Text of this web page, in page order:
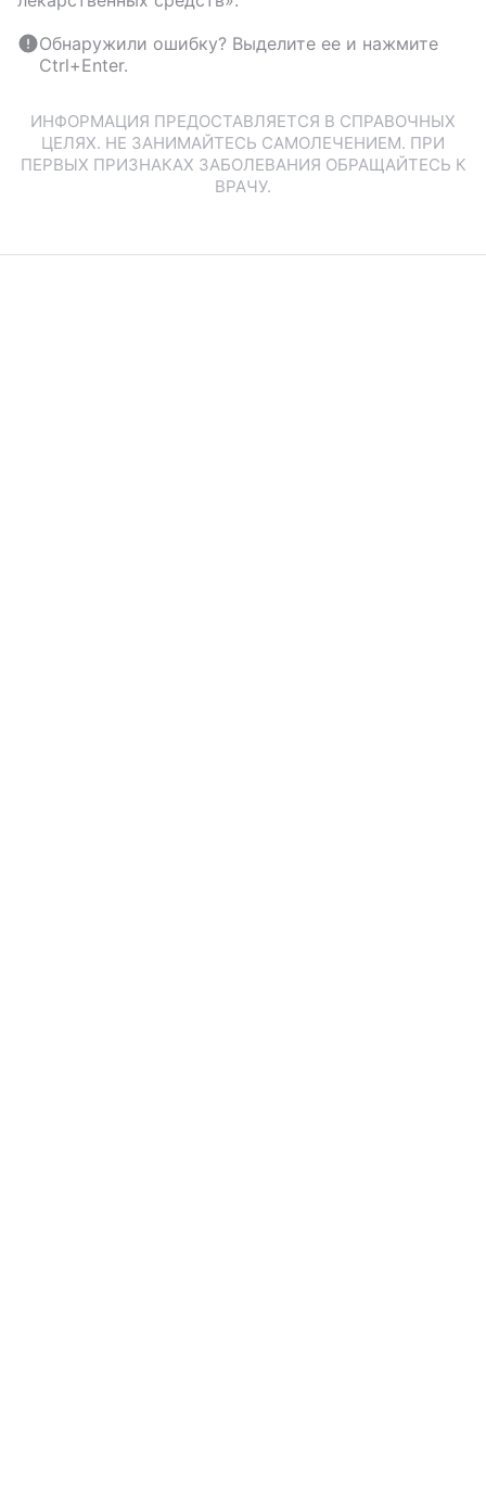
Обнаружили ошибку? Выделите ее и нажмите
Ctrl+Enter.
ИНФОРМАЦИЯ ПРЕДОСТАВЛЯЕТСЯ В СПРАВОЧНЫХ
ЦЕЛЯХ. НЕ ЗАНИМАЙТЕСЬ САМОЛЕЧЕНИЕМ. ПРИ
ПЕРВЫХ ПРИЗНАКАХ ЗАБОЛЕВАНИЯ ОБРАЩАЙТЕСЬ К
ВРАЧУ.